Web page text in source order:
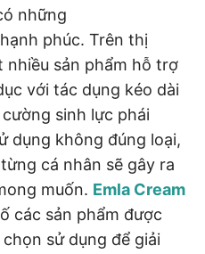
những
phúc. Trên thị
sản phẩm hỗ trợ
với tác dụng kéo dài
sinh lực phái
dụng không đúng loại,
cá nhân sẽ gây ra
muốn. Emla Cream
các sản phẩm được
sử dụng để giải